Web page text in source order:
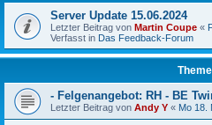
Server Update 15.06.2024
Letzter Beitrag von Martin Coupe «
Verfasst in Das Feedback-Forum
- Felgenangebot: RH - BE
Letzter Beitrag von Andy Y « Mo 18.